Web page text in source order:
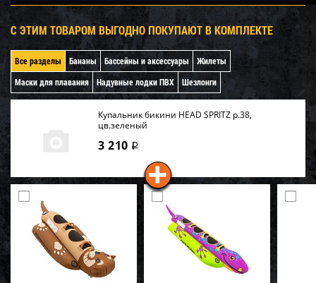
С ЭТИМ ТОВАРОМ ВЫГОДНО ПОКУПАЮТ В КОМПЛЕКТЕ
Все разделы Бананы Бассейны и аксессуары
Жилеты
Маски для плавания
Надувные лодки ПВХ Шезлонги
Купальник бикини HEAD SPRITZ р.38,
цв.зеленый
3 210 i